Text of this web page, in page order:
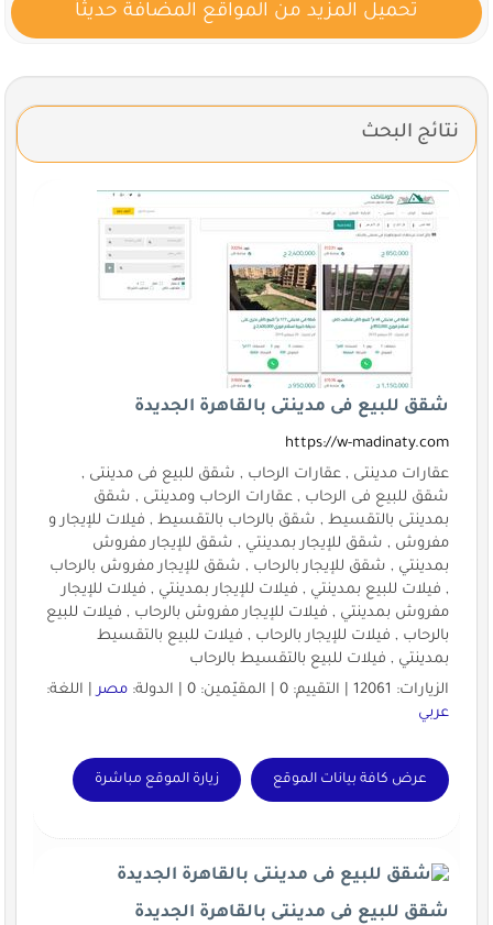
تحميل المزيد من المواقع المضافة حديثاً
نتائج البحث
شقق للبيع فى مدينتى بالقاهرة الجديدة
https://w-madinaty.com
عقارات مدينتى , عقارات الرحاب , شقق للبيع فى مدينتى ,
شقق للبيع فى الرحاب , عقارات الرحاب ومدينتى , شقق
بمدينتى بالتقسيط , شقق بالرحاب بالتقسيط , فيلات للإيجار و
مفروش , شقق للإيجار بمدينتي , شقق للإيجار مفروش
بمدينتي , شقق للإيجار بالرحاب , شقق للإيجار مفروش بالرحاب
, فيلات للبيع بمدينتي , فيلات للإيجار بمدينتي , فيلات للإيجار
مفروش بمدينتي , فيلات للإيجار مفروش بالرحاب , فيلات للبيع
بالرحاب , فيلات للإيجار بالرحاب , فيلات للبيع بالتقسيط
بمدينتي , فيلات للبيع بالتقسيط بالرحاب
الزيارات: 12061 | التقييم: 0 | المقيّمين: 0 | الدولة:
مصر| اللغة:
عربي
عرض كافة بيانات الموقع زيارة الموقع مباشرة
شقق للبيع فى مدينتى بالقاهرة الجديدة